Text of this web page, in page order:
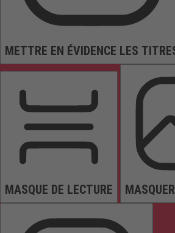
METTRE EN ÉVIDENCE LES
MASQUE DE LECTURE